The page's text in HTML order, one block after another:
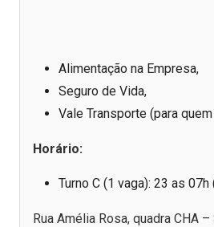
Alimentação na Empresa,
Seguro de Vida,
Vale Transporte (para
Horário:
Turno C (1 vaga): 23 as
Rua Amélia Rosa, quadra CHA